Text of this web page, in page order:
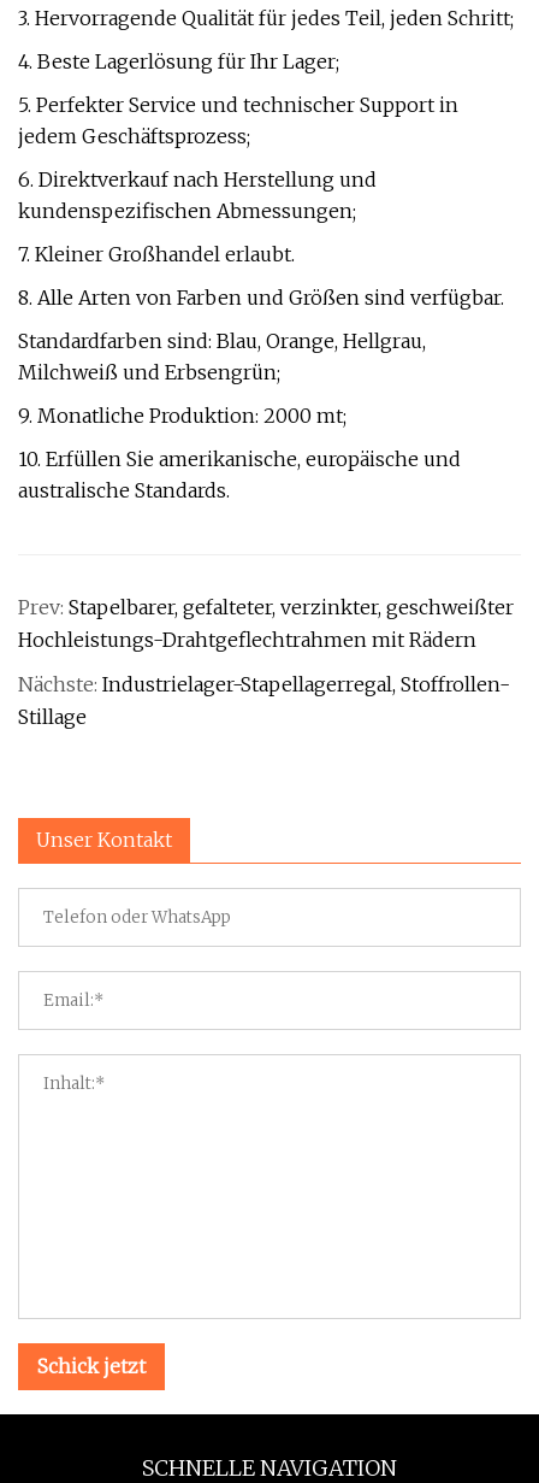
3. Hervorragende Qualität für jedes Teil, jeden Schritt;
4. Beste Lagerlösung für Ihr Lager;
5. Perfekter Service und technischer Support in
jedem Geschäftsprozess;
6. Direktverkauf nach Herstellung und
kundenspezifischen Abmessungen;
7. Kleiner Großhandel erlaubt.
8. Alle Arten von Farben und Größen sind verfügbar.
Standardfarben sind: Blau, Orange, Hellgrau,
Milchweiß und Erbsengrün;
9. Monatliche Produktion: 2000 mt;
10. Erfüllen Sie amerikanische, europäische und
australische Standards.
Prev: Stapelbarer, gefalteter, verzinkter, geschweißter
Hochleistungs-Drahtgeflechtrahmen mit Rädern
Nächste: Industrielager-Stapellagerregal, Stoffrollen-
Stillage
Unser Kontakt
Schick jetzt
SCHNELLE NAVIGATION